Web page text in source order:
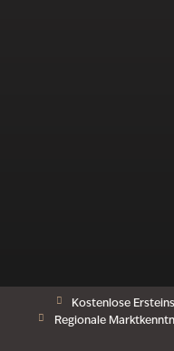
Kostenlose
Regionale